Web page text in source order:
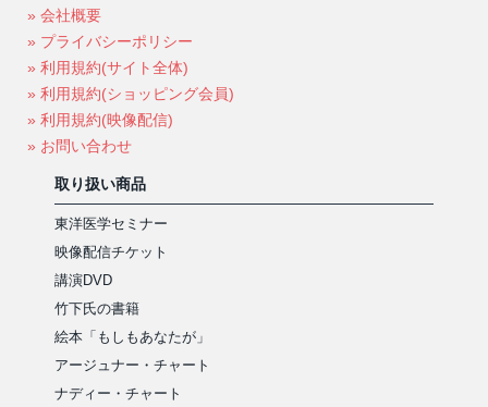
» 会社概要
» プライバシーポリシー
» 利用規約(サイト全体)
» 利用規約(ショッピング会員)
» 利用規約(映像配信)
» お問い合わせ
取り扱い商品
東洋医学セミナー
映像配信チケット
講演DVD
竹下氏の書籍
絵本「もしもあなたが」
アージュナー・チャート
ナディー・チャート